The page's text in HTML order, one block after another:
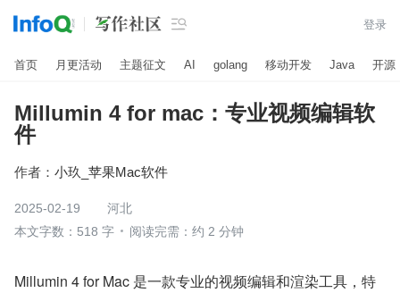
 登录
首页 月更活动 主题征文 AI golang 移动开发 Java 开源
Millumin 4 for mac：专业视频编辑软
件
作者： 小玖_苹果Mac软件
2025-02-19
河北
本文字数：518 字
阅读完需：约 2 分钟
Millumin 4 for Mac 是一款专业的视频编辑和渲染工具，特